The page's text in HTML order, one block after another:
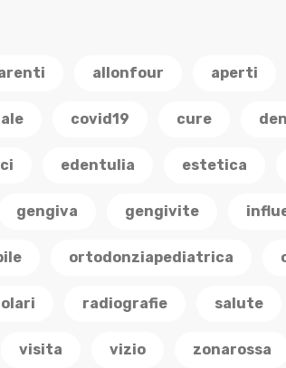
allonfour aperti
covid19 cure
edentulia estetica
gengiva gengivite
ortodonziapediatrica
radiografie salute
visita vizio zonarossa